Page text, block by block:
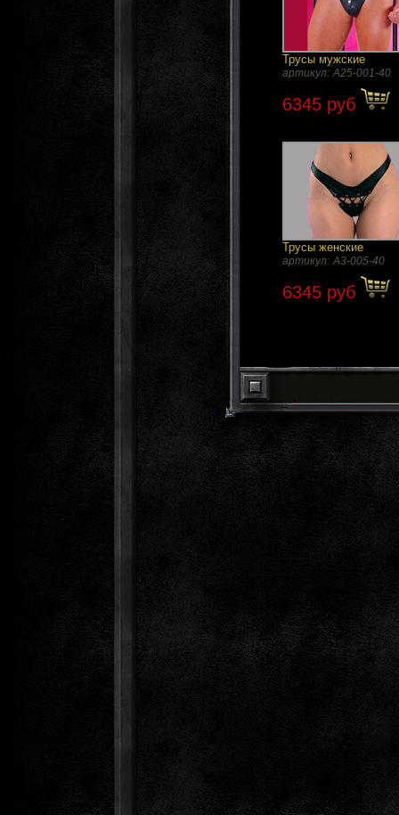
Трусы мужские
артикул: A25-001-40
6345 руб
Трусы женские
артикул: A3-005-40
6345 руб